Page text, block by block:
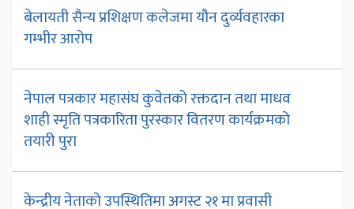
बेलायती सैन्य प्रशिक्षण कलेजमा यौन दुर्व्यवहारका
गम्भीर आरोप
नेपाल पत्रकार महासंघ कुवेतको रक्तदान तथा माधव
शाही स्मृति पत्रकारिता पुरस्कार वितरण कार्यक्रमको
तयारी पुरा
केन्द्रीय नेताको उपस्थितिमा अगस्ट २१ मा प्रवासी